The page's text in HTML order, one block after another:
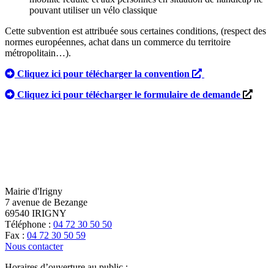
pouvant utiliser un vélo classique
Cette subvention est attribuée sous certaines conditions, (respect des
normes européennes, achat dans un commerce du territoire
métropolitain…).
Cliquez ici pour télécharger la convention
Cliquez ici pour télécharger le formulaire de demande
Mairie d'Irigny
7 avenue de Bezange
69540 IRIGNY
Téléphone : 04 72 30 50 50
Fax : 04 72 30 50 59
Nous contacter